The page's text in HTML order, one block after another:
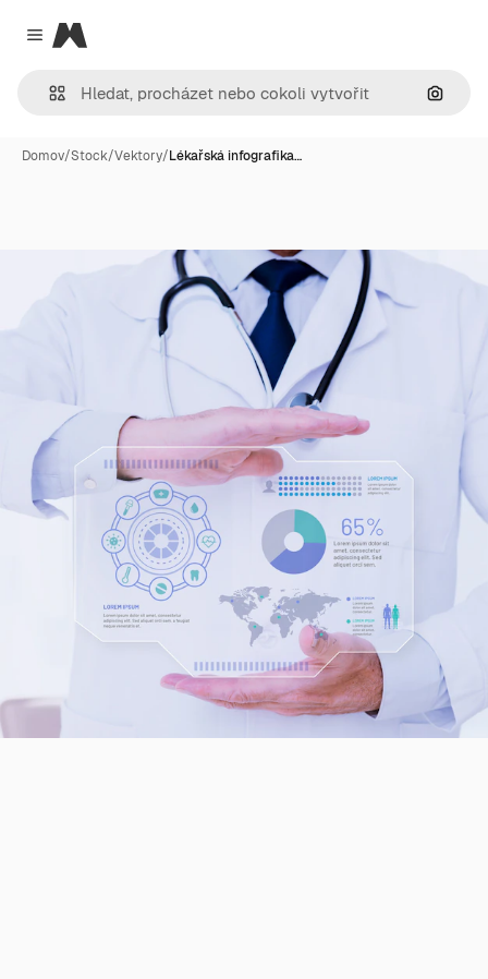
Close menu
Magnific
Hledat
Domov/Stock/Vektory/Lékařská infografika…